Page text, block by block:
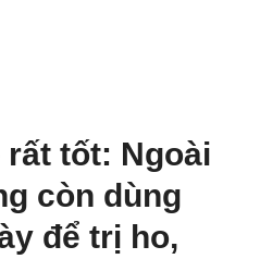
rất tốt: Ngoài
còn dùng
để trị ho,